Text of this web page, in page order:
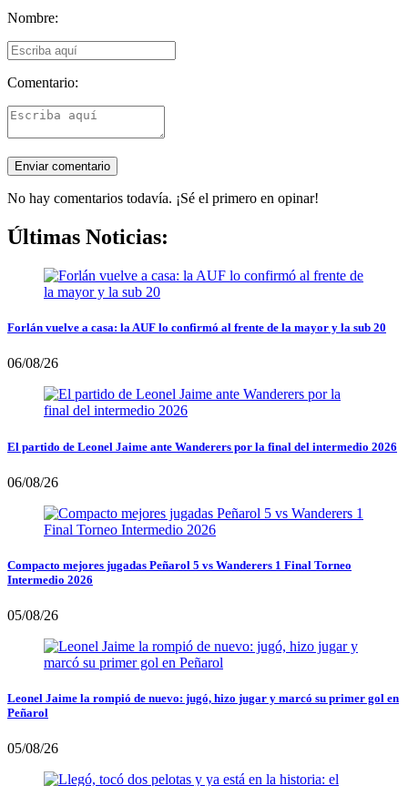
Nombre:
Comentario:
No hay comentarios todavía. ¡Sé el primero en opinar!
Últimas Noticias:
Forlán vuelve a casa: la AUF lo confirmó al frente de la mayor y la sub 20
06/08/26
El partido de Leonel Jaime ante Wanderers por la final del intermedio 2026
06/08/26
Compacto mejores jugadas Peñarol 5 vs Wanderers 1 Final Torneo
Intermedio 2026
05/08/26
Leonel Jaime la rompió de nuevo: jugó, hizo jugar y marcó su primer gol en
Peñarol
05/08/26